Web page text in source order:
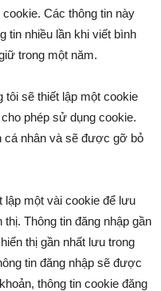
Các thông tin này
tin nhiều lần khi viết bình
trong một năm.
tôi sẽ thiết lập một cookie
phép sử dụng cookie.
cá nhân và sẽ được gỡ bỏ
lập một vài cookie để lưu
Thông tin đăng nhập gần
thị gần nhất lưu trong
tin đăng nhập sẽ được
thông tin cookie đăng